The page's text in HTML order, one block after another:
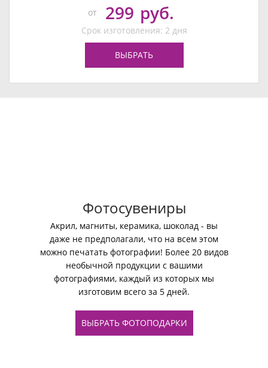
от 299 руб.
Срок изготовления: 2 дня
ВЫБРАТЬ
Фотосувениры
Акрил, магниты, керамика, шоколад - вы
даже не предполагали, что на всем этом
можно печатать фотографии! Более 20 видов
необычной продукции с вашими
фотографиями, каждый из которых мы
изготовим всего за 5 дней.
ВЫБРАТЬ ФОТОПОДАРКИ